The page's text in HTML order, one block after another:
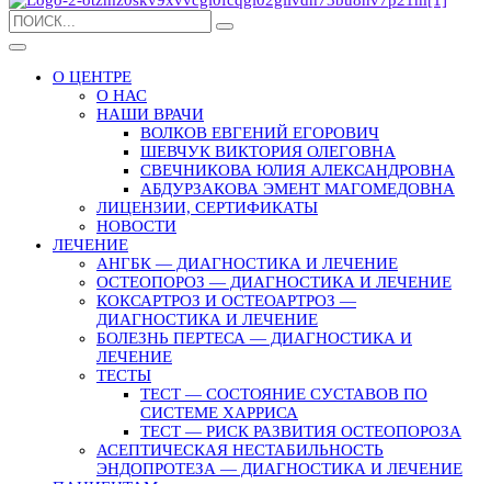
О ЦЕНТРЕ
О НАС
НАШИ ВРАЧИ
ВОЛКОВ ЕВГЕНИЙ ЕГОРОВИЧ
ШЕВЧУК ВИКТОРИЯ ОЛЕГОВНА
СВЕЧНИКОВА ЮЛИЯ АЛЕКСАНДРОВНА
АБДУРЗАКОВА ЭМЕНТ МАГОМЕДОВНА
ЛИЦЕНЗИИ, СЕРТИФИКАТЫ
НОВОСТИ
ЛЕЧЕНИЕ
АНГБК — ДИАГНОСТИКА И ЛЕЧЕНИЕ
ОСТЕОПОРОЗ — ДИАГНОСТИКА И ЛЕЧЕНИЕ
КОКСАРТРОЗ И ОСТЕОАРТРОЗ —
ДИАГНОСТИКА И ЛЕЧЕНИЕ
БОЛЕЗНЬ ПЕРТЕСА — ДИАГНОСТИКА И
ЛЕЧЕНИЕ
ТЕСТЫ
ТЕСТ — СОСТОЯНИЕ СУСТАВОВ ПО
СИСТЕМЕ ХАРРИСА
ТЕСТ — РИСК РАЗВИТИЯ ОСТЕОПОРОЗА
АСЕПТИЧЕСКАЯ НЕСТАБИЛЬНОСТЬ
ЭНДОПРОТЕЗА — ДИАГНОСТИКА И ЛЕЧЕНИЕ